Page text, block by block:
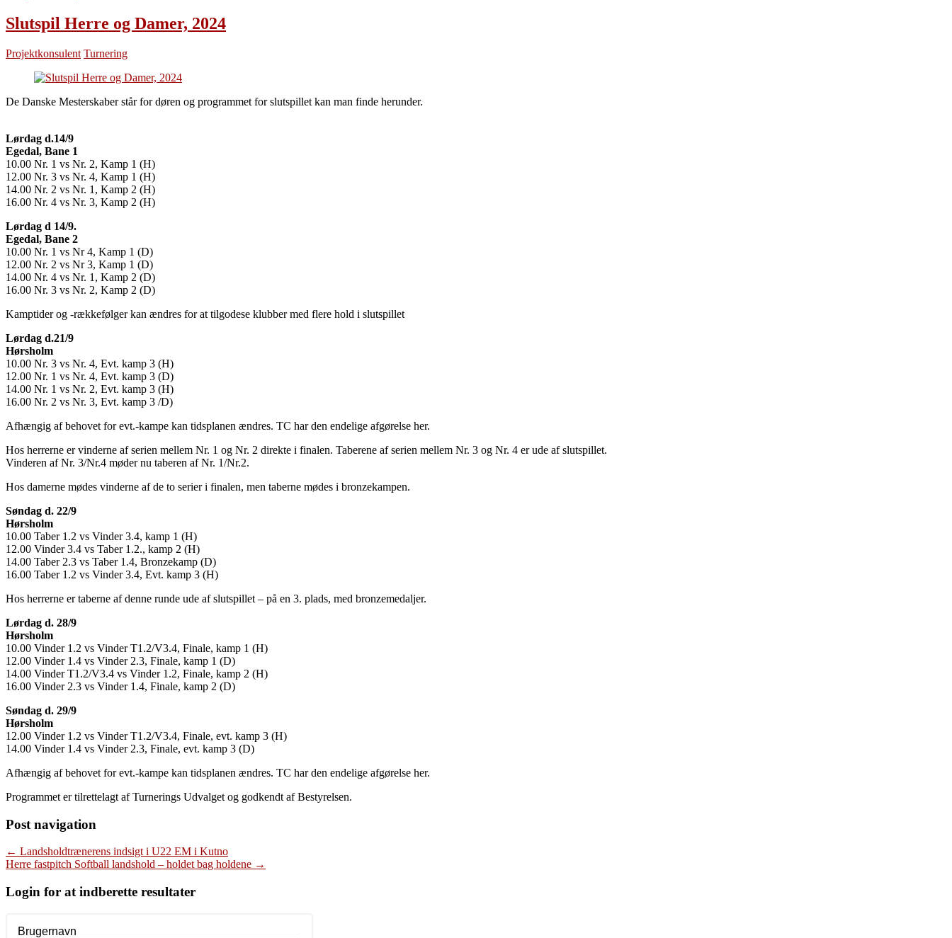
Slutspil Herre og Damer, 2024
Projektkonsulent Turnering
De Danske Mesterskaber står for døren og programmet for slutspillet kan man finde herunder.
Lørdag d.14/9
Egedal, Bane 1
10.00 Nr. 1 vs Nr. 2, Kamp 1 (H)
12.00 Nr. 3 vs Nr. 4, Kamp 1 (H)
14.00 Nr. 2 vs Nr. 1, Kamp 2 (H)
16.00 Nr. 4 vs Nr. 3, Kamp 2 (H)
Lørdag d 14/9.
Egedal, Bane 2
10.00 Nr. 1 vs Nr 4, Kamp 1 (D)
12.00 Nr. 2 vs Nr 3, Kamp 1 (D)
14.00 Nr. 4 vs Nr. 1, Kamp 2 (D)
16.00 Nr. 3 vs Nr. 2, Kamp 2 (D)
Kamptider og -rækkefølger kan ændres for at tilgodese klubber med flere hold i slutspillet
Lørdag d.21/9
Hørsholm
10.00 Nr. 3 vs Nr. 4, Evt. kamp 3 (H)
12.00 Nr. 1 vs Nr. 4, Evt. kamp 3 (D)
14.00 Nr. 1 vs Nr. 2, Evt. kamp 3 (H)
16.00 Nr. 2 vs Nr. 3, Evt. kamp 3 /D)
Afhængig af behovet for evt.-kampe kan tidsplanen ændres. TC har den endelige afgørelse her.
Hos herrerne er vinderne af serien mellem Nr. 1 og Nr. 2 direkte i finalen. Taberene af serien mellem Nr. 3 og Nr. 4 er ude af slutspillet.
Vinderen af Nr. 3/Nr.4 møder nu taberen af Nr. 1/Nr.2.
Hos damerne mødes vinderne af de to serier i finalen, men taberne mødes i bronzekampen.
Søndag d. 22/9
Hørsholm
10.00 Taber 1.2 vs Vinder 3.4, kamp 1 (H)
12.00 Vinder 3.4 vs Taber 1.2., kamp 2 (H)
14.00 Taber 2.3 vs Taber 1.4, Bronzekamp (D)
16.00 Taber 1.2 vs Vinder 3.4, Evt. kamp 3 (H)
Hos herrerne er taberne af denne runde ude af slutspillet – på en 3. plads, med bronzemedaljer.
Lørdag d. 28/9
Hørsholm
10.00 Vinder 1.2 vs Vinder T1.2/V3.4, Finale, kamp 1 (H)
12.00 Vinder 1.4 vs Vinder 2.3, Finale, kamp 1 (D)
14.00 Vinder T1.2/V3.4 vs Vinder 1.2, Finale, kamp 2 (H)
16.00 Vinder 2.3 vs Vinder 1.4, Finale, kamp 2 (D)
Søndag d. 29/9
Hørsholm
12.00 Vinder 1.2 vs Vinder T1.2/V3.4, Finale, evt. kamp 3 (H)
14.00 Vinder 1.4 vs Vinder 2.3, Finale, evt. kamp 3 (D)
Afhængig af behovet for evt.-kampe kan tidsplanen ændres. TC har den endelige afgørelse her.
Programmet er tilrettelagt af Turnerings Udvalget og godkendt af Bestyrelsen.
Post navigation
← Landsholdtrænerens indsigt i U22 EM i Kutno
Herre fastpitch Softball landshold – holdet bag holdene →
Login for at indberette resultater
Brugernavn